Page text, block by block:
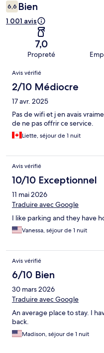
6,6 Bien
1 001 avis
7,0
Propreté
Avis
Avis vérifié
2/10 Médiocre
17 avr. 2025
Pas de wifi et j en avais
de ne pas offrir ce service.
Liette, séjour de 1 nuit
Avis vérifié
10/10 Exceptionnel
11 mai 2026
Traduire avec Google
I like parking and they have
Vanessa, séjour de 1 nuit
Avis vérifié
6/10 Bien
30 mars 2026
Traduire avec Google
An average place to stay. I
back.
Madison, séjour de 1 nuit